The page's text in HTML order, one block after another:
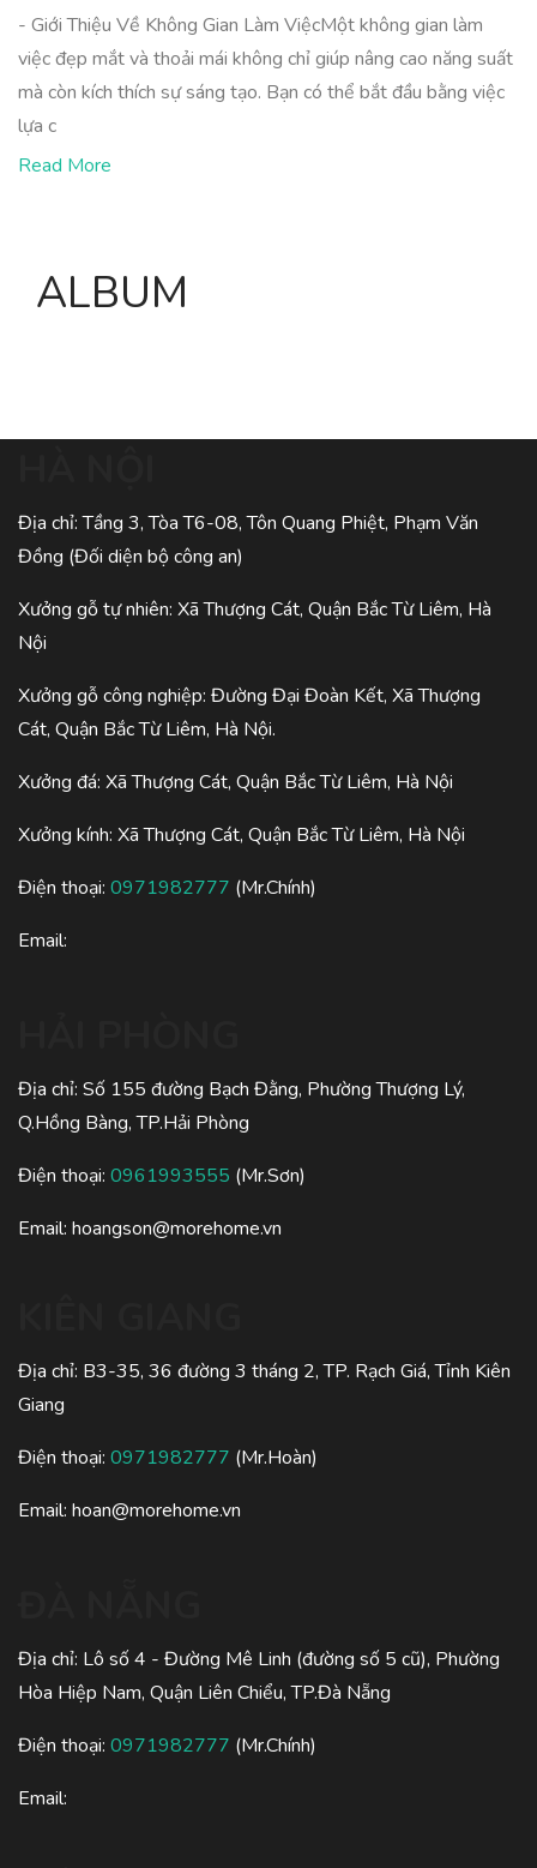
- Giới Thiệu Về Không Gian Làm ViệcMột không gian làm
việc đẹp mắt và thoải mái không chỉ giúp nâng cao năng suất
mà còn kích thích sự sáng tạo. Bạn có thể bắt đầu bằng việc
lựa c
Read More
ALBUM
Địa chỉ: Tầng 3, Tòa T6-08, Tôn Quang Phiệt, Phạm Văn
Đồng (Đối diện bộ công an)
Xưởng gỗ tự nhiên: Xã Thượng Cát, Quận Bắc Từ Liêm, Hà
Nội
Xưởng gỗ công nghiệp: Đường Đại Đoàn Kết, Xã Thượng
Cát, Quận Bắc Từ Liêm, Hà Nội.
Xưởng đá: Xã Thượng Cát, Quận Bắc Từ Liêm, Hà Nội
Xưởng kính: Xã Thượng Cát, Quận Bắc Từ Liêm, Hà Nội
Điện thoại: 0971982777 (Mr.Chính)
Email:
Địa chỉ: Số 155 đường Bạch Đằng, Phường Thượng Lý,
Q.Hồng Bàng, TP.Hải Phòng
Điện thoại: 0961993555 (Mr.Sơn)
Email: hoangson@morehome.vn
Địa chỉ: B3-35, 36 đường 3 tháng 2, TP. Rạch Giá, Tỉnh Kiên
Giang
Điện thoại: 0971982777 (Mr.Hoàn)
Email: hoan@morehome.vn
Địa chỉ: Lô số 4 - Đường Mê Linh (đường số 5 cũ), Phường
Hòa Hiệp Nam, Quận Liên Chiểu, TP.Đà Nẵng
Điện thoại: 0971982777 (Mr.Chính)
Email: